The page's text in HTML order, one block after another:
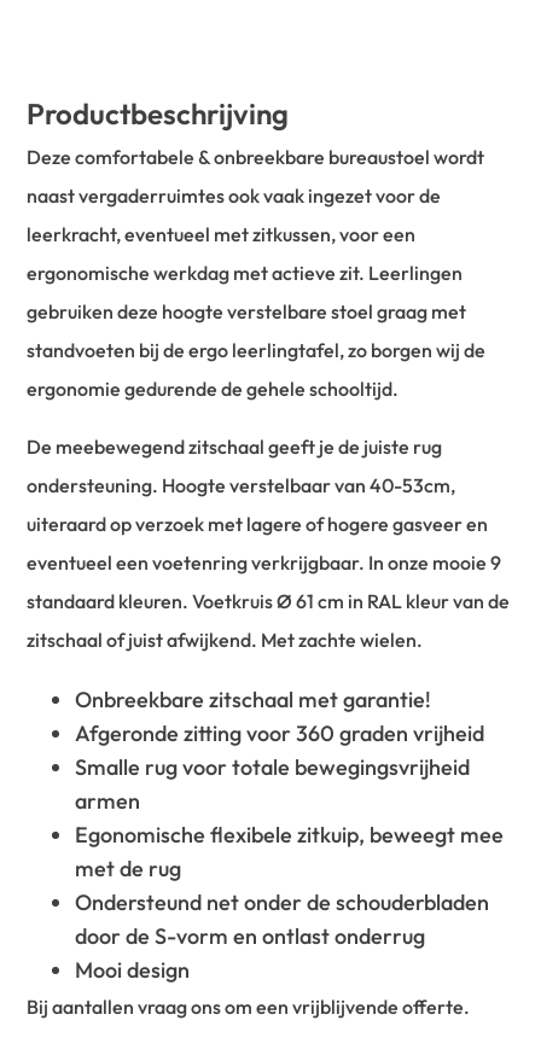
Productbeschrijving
Deze comfortabele & onbreekbare bureaustoel wordt
naast vergaderruimtes ook vaak ingezet voor de
leerkracht, eventueel met zitkussen, voor een
ergonomische werkdag met actieve zit. Leerlingen
gebruiken deze hoogte verstelbare stoel graag met
standvoeten bij de ergo leerlingtafel, zo borgen wij de
ergonomie gedurende de gehele schooltijd.
De meebewegend zitschaal geeft je de juiste rug
ondersteuning. Hoogte verstelbaar van 40-53cm,
uiteraard op verzoek met lagere of hogere gasveer en
eventueel een voetenring verkrijgbaar. In onze mooie 9
standaard kleuren. Voetkruis Ø 61 cm in RAL kleur van de
zitschaal of juist afwijkend. Met zachte wielen.
Onbreekbare zitschaal met garantie!
Afgeronde zitting voor 360 graden vrijheid
Smalle rug voor totale bewegingsvrijheid
armen
Egonomische flexibele zitkuip, beweegt mee
met de rug
Ondersteund net onder de schouderbladen
door de S-vorm en ontlast onderrug
Mooi design
Bij aantallen vraag ons om een vrijblijvende offerte.